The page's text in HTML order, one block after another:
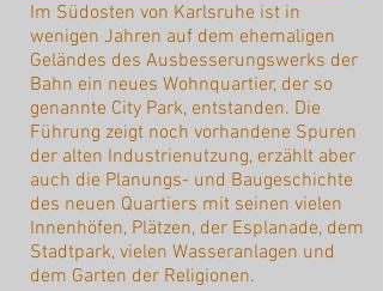
Im Südosten von Karlsruhe ist in
wenigen Jahren auf dem ehemaligen
Geländes des Ausbesserungswerks der
Bahn ein neues Wohnquartier, der so
genannte City Park, entstanden. Die
Führung zeigt noch vorhandene Spuren
der alten Industrienutzung, erzählt aber
auch die Planungs- und Baugeschichte
des neuen Quartiers mit seinen vielen
Innenhöfen, Plätzen, der Esplanade, dem
Stadtpark, vielen Wasseranlagen und
dem Garten der Religionen.